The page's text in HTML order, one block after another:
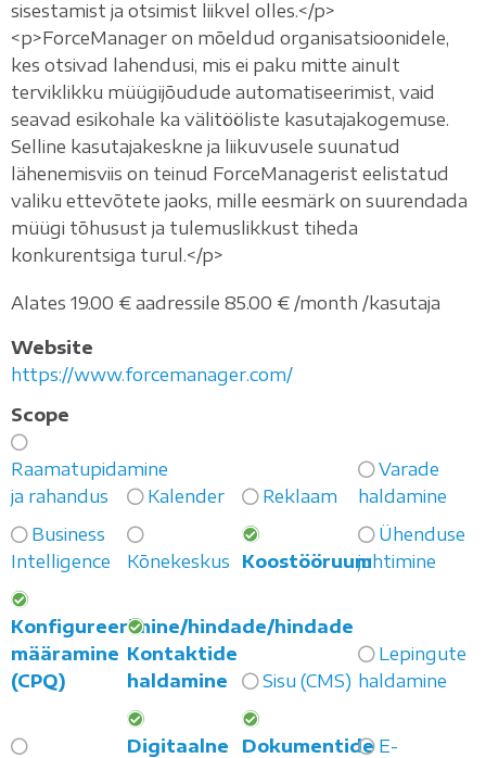
sisestamist ja otsimist liikvel olles.</p>
<p>ForceManager on mõeldud organisatsioonidele,
kes otsivad lahendusi, mis ei paku mitte ainult
terviklikku müügijõudude automatiseerimist, vaid
seavad esikohale ka välitööliste kasutajakogemuse.
Selline kasutajakeskne ja liikuvusele suunatud
lähenemisviis on teinud ForceManagerist eelistatud
valiku ettevõtete jaoks, mille eesmärk on suurendada
müügi tõhusust ja tulemuslikkust tiheda
konkurentsiga turul.</p>
Alates 19.00 € aadressile 85.00 € /month /kasutaja
Website
https://www.forcemanager.com/
Scope
Raamatupidamine
ja rahandus
Kalender Reklaam
Varade
haldamine
Business
Intelligence
Kõnekeskus Koostööruum
Ühenduse
juhtimine
Konfigureerimine/hindade/hindade
määramine
(CPQ)
Kontaktide
haldamine
Sisu (CMS)
Lepingute
haldamine
Digitaalne
Dokumentide E-